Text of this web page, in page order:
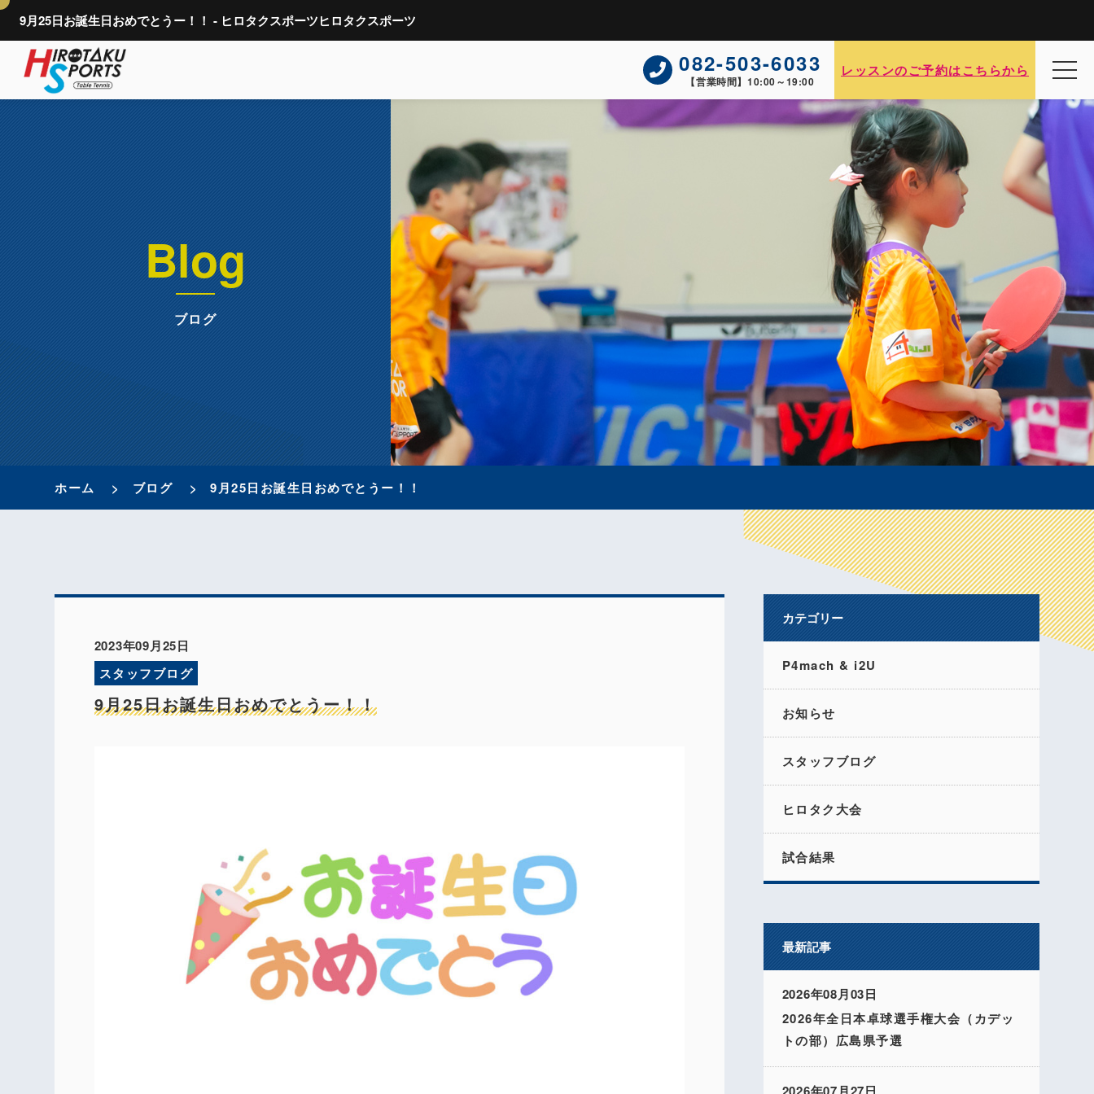
9月25日お誕生日おめでとうー！！ - ヒロタクスポーツヒロタクスポーツ
082-503-6033
【営業時間】10:00～19:00
レッスンのご予約はこちらから
Blog
ブログ
ホーム ブログ 9月25日お誕生日おめでとうー！！
2023年09月25日
スタッフブログ
9月25日お誕生日おめでとうー！！
カテゴリー
P4mach & i2U
お知らせ
スタッフブログ
ヒロタク大会
試合結果
最新記事
2026年08月03日
2026年全日本卓球選手権大会（カデッ
トの部）広島県予選